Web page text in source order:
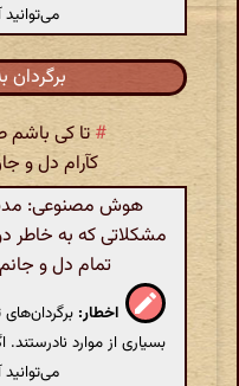
می‌توانید
برگردان
#تا کی
کآرام دل و
هوش مصنوعی: مدت
مشکلاتی که به خاطر
تمام دل و
اخطار:
بسیاری از موارد
می‌توانید